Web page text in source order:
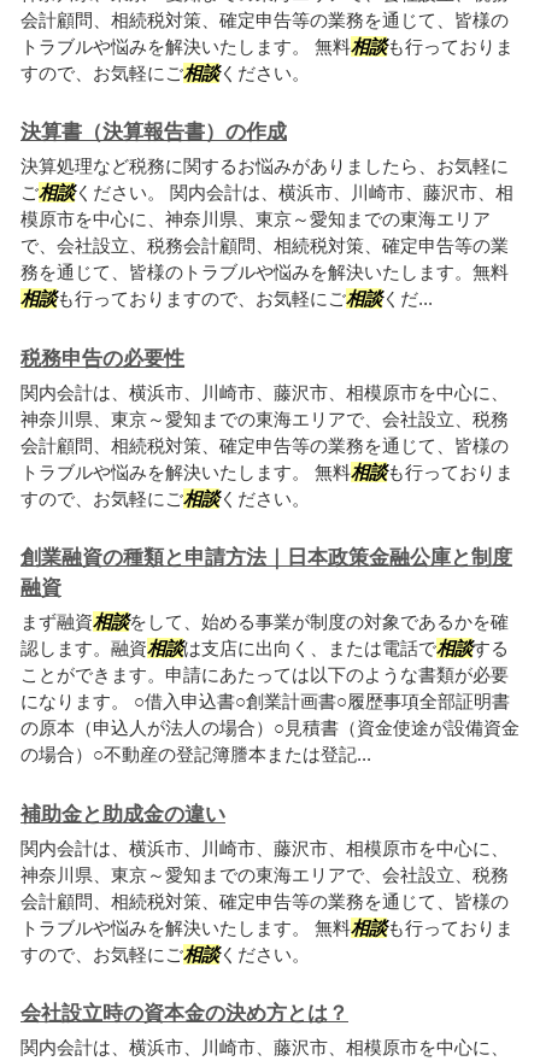
会計顧問、相続税対策、確定申告等の業務を通じて、皆様の
トラブルや悩みを解決いたします。 無料相談も行っておりま
すので、お気軽にご相談ください。
決算書（決算報告書）の作成
決算処理など税務に関するお悩みがありましたら、お気軽に
ご相談ください。 関内会計は、横浜市、川崎市、藤沢市、相
模原市を中心に、神奈川県、東京～愛知までの東海エリア
で、会社設立、税務会計顧問、相続税対策、確定申告等の業
務を通じて、皆様のトラブルや悩みを解決いたします。無料
相談も行っておりますので、お気軽にご相談くだ...
税務申告の必要性
関内会計は、横浜市、川崎市、藤沢市、相模原市を中心に、
神奈川県、東京～愛知までの東海エリアで、会社設立、税務
会計顧問、相続税対策、確定申告等の業務を通じて、皆様の
トラブルや悩みを解決いたします。 無料相談も行っておりま
すので、お気軽にご相談ください。
創業融資の種類と申請方法｜日本政策金融公庫と制度
融資
まず融資相談をして、始める事業が制度の対象であるかを確
認します。融資相談は支店に出向く、または電話で相談する
ことができます。申請にあたっては以下のような書類が必要
になります。 ○借入申込書○創業計画書○履歴事項全部証明書
の原本（申込人が法人の場合）○見積書（資金使途が設備資金
の場合）○不動産の登記簿謄本または登記...
補助金と助成金の違い
関内会計は、横浜市、川崎市、藤沢市、相模原市を中心に、
神奈川県、東京～愛知までの東海エリアで、会社設立、税務
会計顧問、相続税対策、確定申告等の業務を通じて、皆様の
トラブルや悩みを解決いたします。 無料相談も行っておりま
すので、お気軽にご相談ください。
会社設立時の資本金の決め方とは？
関内会計は、横浜市、川崎市、藤沢市、相模原市を中心に、